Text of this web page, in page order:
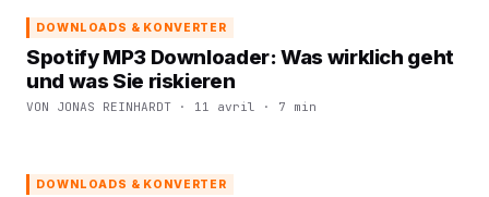
DOWNLOADS & KONVERTER
Spotify MP3 Downloader: Was wirklich geht
und was Sie riskieren
VON JONAS REINHARDT · 11 avril · 7 min
DOWNLOADS & KONVERTER